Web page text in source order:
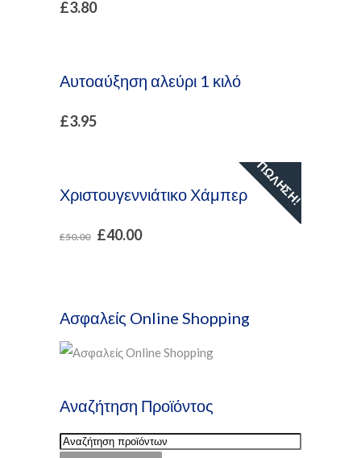
£3.80
Αυτοαύξηση αλεύρι 1 κιλό
£3.95
ΠΏΛΗΣΗ!
Χριστουγεννιάτικο Χάμπερ
£50.00 £40.00
Ασφαλείς Online Shopping
Αναζήτηση Προϊόντος